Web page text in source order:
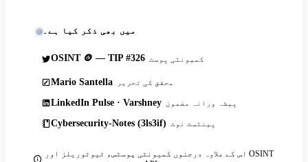
میں بھی ذکر کیا ہے۔
OSINT 🪙 — TIP #326 کمیونٹی پوسٹ
Mario Santella محقق کی تحریر
LinkedIn Pulse · Varshney پیشہ ورانہ مضمون
Cybersecurity-Notes (3ls3if) پینٹسٹ نوٹ
اس کے علاوہ درجنوں کمیونٹی پوسٹس، ٹیوٹوریلز اور OSINT